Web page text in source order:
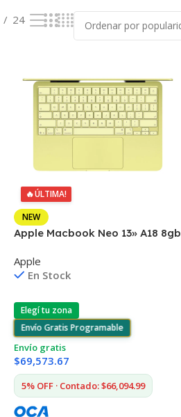
24
🔥ÚLTIMA!
NEW
Apple Macbook Neo 13» A18 8gb
Apple
En Stock
Elegí tu zona
Envío Gratis Programable
Envío gratis
$69,573.67
5% OFF · Contado: $66,094.99